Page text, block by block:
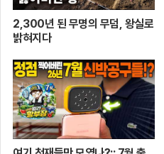
2,300년 된 무명의 무덤, 왕실로
밝혀지다